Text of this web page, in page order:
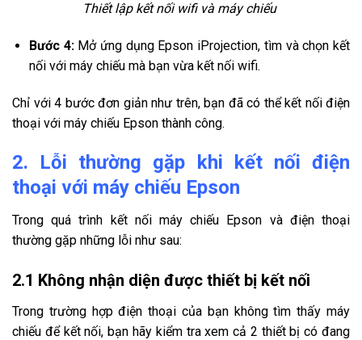
Thiết lập kết nối wifi và máy chiếu
Bước 4:Mở ứng dụng Epson iProjection, tìm và chọn kết
nối với máy chiếu mà bạn vừa kết nối wifi.
Chỉ với 4 bước đơn giản như trên, bạn đã có thể kết nối điện
thoại với máy chiếu Epson thành công.
2. Lỗi thường gặp khi kết nối điện
thoại với máy chiếu Epson
Trong quá trình kết nối máy chiếu Epson và điện thoại
thường gặp những lỗi như sau:
2.1 Không nhận diện được thiết bị kết nối
Trong trường hợp điện thoại của bạn không tìm thấy máy
chiếu để kết nối, bạn hãy kiểm tra xem cả 2 thiết bị có đang